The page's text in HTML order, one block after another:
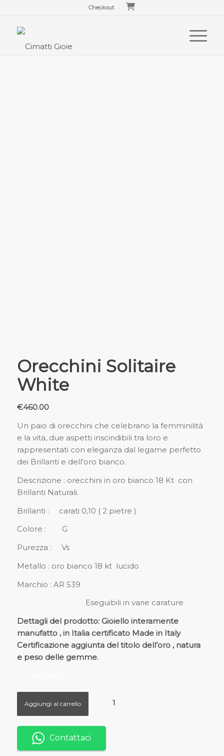
Checkout
Orecchini Solitaire
White
€460.00
Un paio di orecchini che celebrano la femminilità
e la vita, due aspetti inscindibili tra loro e
rappresentati con eleganza dal legame perfetto
dei Brillanti e dell’oro bianco.
Descrizione : orecchini in oro bianco 18 Kt con
Brillanti Naturali.
Brillanti : carati 0,10 ( 2 pietre )
Colore : G
Purezza : Vs
Metallo : oro bianco 18 kt lucido
Marchio : AR 539
Eseguibili in varie carature
Dettagli del prodotto: Gioiello interamente
manufatto , in Italia certificato Made in Italy
Certificazione aggiunta del titolo dell’oro , natura
e peso delle gemme.
Aggiungi al carrello
Contattaci